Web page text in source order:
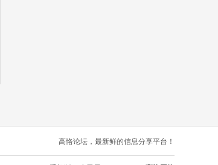
高恪论坛，最新鲜的信息分享平台！